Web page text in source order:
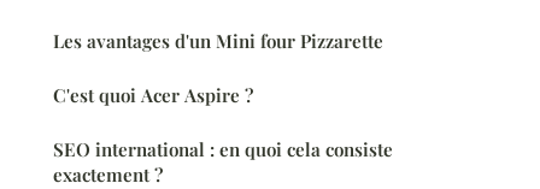
Les avantages d'un Mini four Pizzarette
C'est quoi Acer Aspire ?
SEO international : en quoi cela consiste
exactement ?